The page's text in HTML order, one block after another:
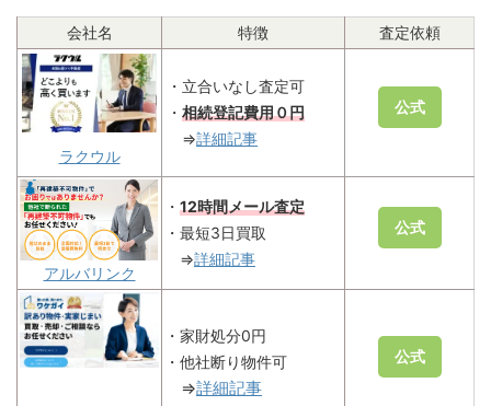
会社名 特徴 査定依頼
ラクウル
・立合いなし査定可
・ 相続登記費用０円
⇒詳細記事
公式
アルバリンク
・ 12時間メール査定
・最短3日買取
⇒詳細記事
公式
・家財処分0円
・他社断り物件可
⇒詳細記事
公式